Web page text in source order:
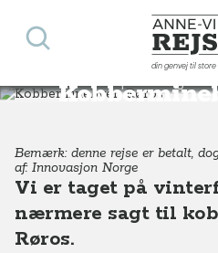
Anne-
din genvej til store
Søg
Destinationer Europa Norge
Bemærk: denne rejse er betalt,
af: Innovasjon Norge
Vi er taget på
nærmere sagt til
Røros.